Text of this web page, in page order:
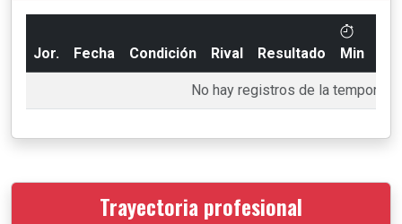
Jor. Fecha Condición Rival Resultado Min
No hay registros de la
Trayectoria profesional